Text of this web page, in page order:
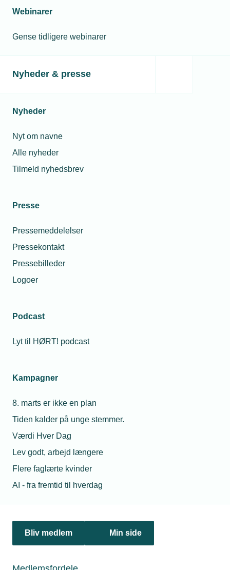
Webinarer
Gense tidligere webinarer
Nyheder & presse
Nyheder
Nyt om navne
Alle nyheder
Tilmeld nyhedsbrev
Presse
Pressemeddelelser
Pressekontakt
Pressebilleder
Logoer
Podcast
Lyt til HØRT! podcast
Kampagner
8. marts er ikke en plan
Tiden kalder på unge stemmer.
Værdi Hver Dag
Lev godt, arbejd længere
Flere faglærte kvinder
AI - fra fremtid til hverdag
Bliv medlem Min side
Politik & analyse
jura@tekniq.dk
tekniq@tekniq.dk